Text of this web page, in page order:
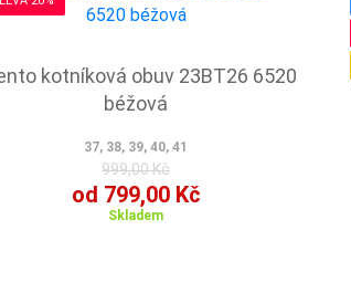
kotníková obuv 23BT26 6520
béžová
37, 38, 39, 40, 41
999,00 Kč
od 799,00 Kč
Skladem